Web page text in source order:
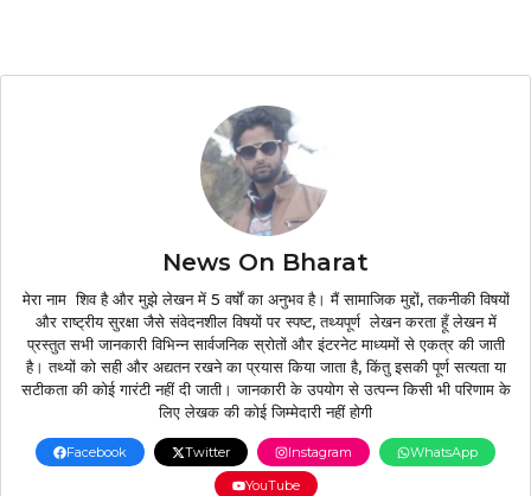
News On Bharat
मेरा नाम शिव है और मुझे लेखन में 5 वर्षों का अनुभव है। मैं सामाजिक मुद्दों, तकनीकी विषयों
और राष्ट्रीय सुरक्षा जैसे संवेदनशील विषयों पर स्पष्ट, तथ्यपूर्ण लेखन करता हूँ लेखन में
प्रस्तुत सभी जानकारी विभिन्न सार्वजनिक स्रोतों और इंटरनेट माध्यमों से एकत्र की जाती
है। तथ्यों को सही और अद्यतन रखने का प्रयास किया जाता है, किंतु इसकी पूर्ण सत्यता या
सटीकता की कोई गारंटी नहीं दी जाती। जानकारी के उपयोग से उत्पन्न किसी भी परिणाम के
लिए लेखक की कोई जिम्मेदारी नहीं होगी
Facebook Twitter Instagram
WhatsApp
YouTube